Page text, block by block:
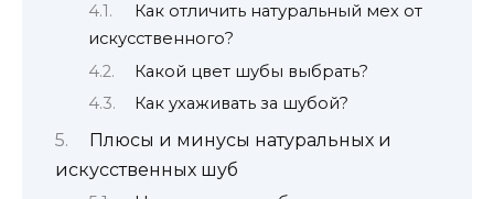
Как отличить натуральный мех от
искусственного?
Какой цвет шубы выбрать?
Как ухаживать за шубой?
Плюсы и минусы натуральных и
искусственных шуб